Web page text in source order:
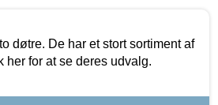
døtre. De har et stort sortiment af
for at se deres udvalg.